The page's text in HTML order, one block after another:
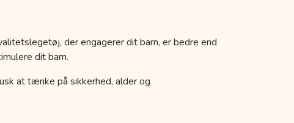
der engagerer dit barn, er bedre end
dit barn.
at tænke på sikkerhed, alder og